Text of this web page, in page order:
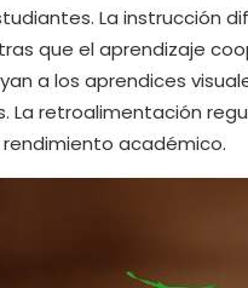
La instrucción
que el aprendizaje
a los aprendices
La retroalimentación
académico.